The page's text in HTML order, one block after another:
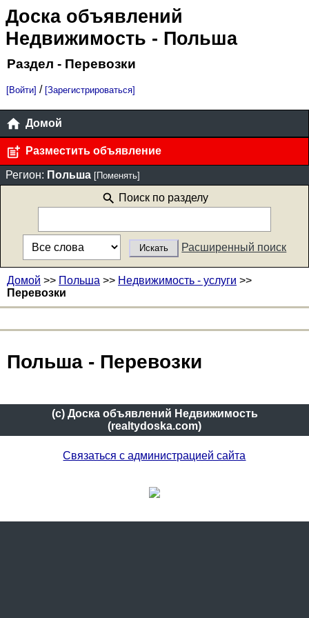
Доска объявлений
Недвижимость - Польша
Раздел - Перевозки
[Войти] / [Зарегистрироваться]
Домой
Разместить объявление
Регион: Польша [Поменять]
Поиск по разделу
Расширенный поиск
Домой >> Польша >> Недвижимость - услуги >>
Перевозки
Польша - Перевозки
(c) Доска объявлений Недвижимость
(realtydoska.com)
Связаться с администрацией сайта